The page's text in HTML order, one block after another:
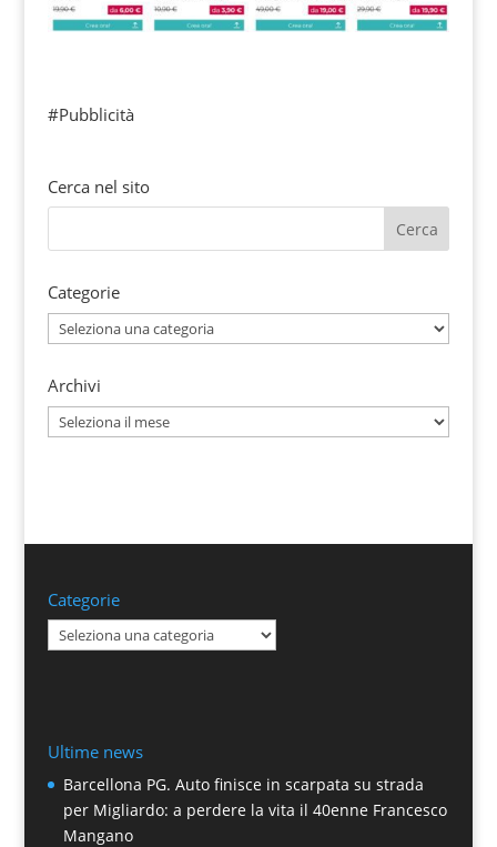
#Pubblicità
Cerca nel sito
Categorie
Categorie
Archivi
Archivi
Categorie
Categorie
Ultime news
Barcellona PG. Auto finisce in scarpata su strada
per Migliardo: a perdere la vita il 40enne Francesco
Mangano